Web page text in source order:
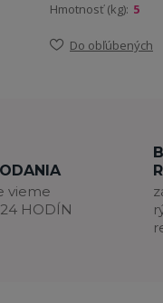
Hmotnosť (kg): 5
Do obľúbených
vieme
HODÍN